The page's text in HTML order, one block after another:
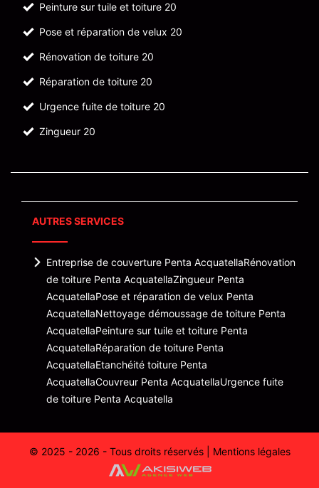
Peinture sur tuile et toiture 20
Pose et réparation de velux 20
Rénovation de toiture 20
Réparation de toiture 20
Urgence fuite de toiture 20
Zingueur 20
AUTRES SERVICES
Entreprise de couverture Penta AcquatellaRénovation
de toiture Penta AcquatellaZingueur Penta
AcquatellaPose et réparation de velux Penta
AcquatellaNettoyage démoussage de toiture Penta
AcquatellaPeinture sur tuile et toiture Penta
AcquatellaRéparation de toiture Penta
AcquatellaEtanchéité toiture Penta
AcquatellaCouvreur Penta AcquatellaUrgence fuite
de toiture Penta Acquatella
© 2025 - 2026 - Tous droits réservés | Mentions légales